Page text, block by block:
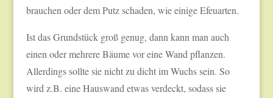
brauchen oder dem Putz schaden, wie einige Efeuarten.
Ist das Grundstück groß genug, dann kann man auch
einen oder mehrere Bäume vor eine Wand pflanzen.
Allerdings sollte sie nicht zu dicht im Wuchs sein. So
wird z.B. eine Hauswand etwas verdeckt, sodass sie